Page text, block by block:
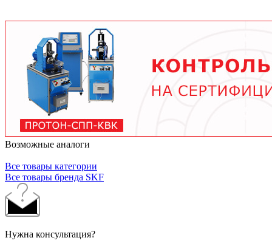
тяжелых условиях до 2 лет при нормальной
эксплуатации. Используйте только
рекомендованные производителем смазочные
материалы.
Возможные аналоги
Все товары категории
Все товары бренда SKF
Нужна консультация?